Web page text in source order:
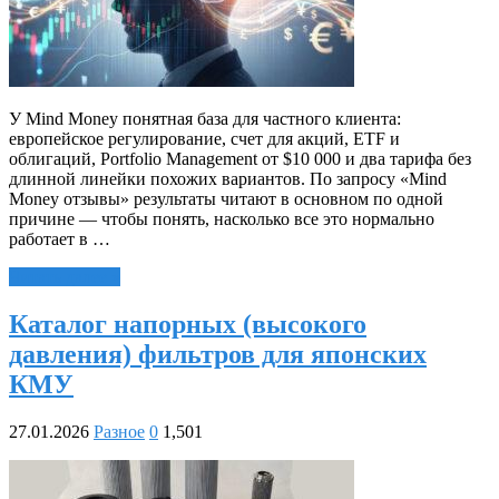
У Mind Money понятная база для частного клиента:
европейское регулирование, счет для акций, ETF и
облигаций, Portfolio Management от $10 000 и два тарифа без
длинной линейки похожих вариантов. По запросу «Mind
Money отзывы» результаты читают в основном по одной
причине — чтобы понять, насколько все это нормально
работает в …
Каталог напорных (высокого
давления) фильтров для японских
КМУ
27.01.2026 Разное 0 1,501